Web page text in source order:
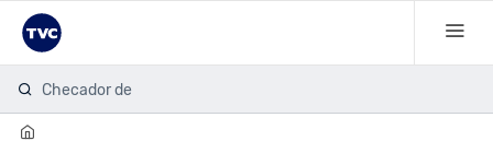
Checador de h